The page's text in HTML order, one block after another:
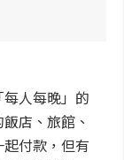
人每晚」的
店、旅館、
付款，但有